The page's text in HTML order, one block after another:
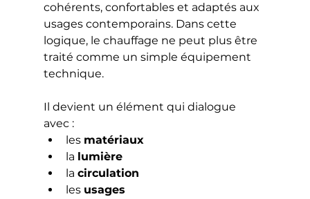
cohérents, confortables et adaptés aux
usages contemporains. Dans cette
logique, le chauffage ne peut plus être
traité comme un simple équipement
technique.
Il devient un élément qui dialogue
avec :
les matériaux
la lumière
la circulation
les usages